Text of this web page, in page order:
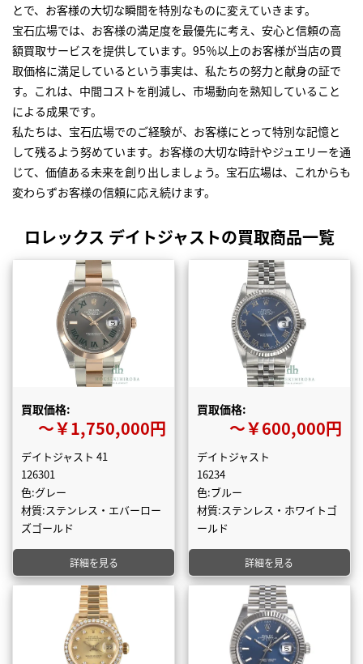
とで、お客様の大切な瞬間を特別なものに変えていきます。
宝石広場では、お客様の満足度を最優先に考え、安心と信頼の高
額買取サービスを提供しています。95％以上のお客様が当店の買
取価格に満足しているという事実は、私たちの努力と献身の証で
す。これは、中間コストを削減し、市場動向を熟知していること
による成果です。
私たちは、宝石広場でのご経験が、お客様にとって特別な記憶と
して残るよう努めています。お客様の大切な時計やジュエリーを通
じて、価値ある未来を創り出しましょう。宝石広場は、これからも
変わらずお客様の信頼に応え続けます。
ロレックス デイトジャストの買取商品一覧
買取価格:
〜￥1,750,000円
デイトジャスト 41
126301
色:グレー
材質:ステンレス・エバーロー
ズゴールド
詳細を見る
買取価格:
〜￥600,000円
デイトジャスト
16234
色:ブルー
材質:ステンレス・ホワイトゴ
ールド
詳細を見る